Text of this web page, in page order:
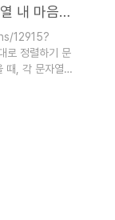
[프로그래머스] 알고리즘 74일차 : 문자열 내 마음대로 정렬하기 (C++ 커스텀 정렬)
12915?
로 정렬하기 문
때, 각 문자열의
다. 예를 들어
sort함수 인자로